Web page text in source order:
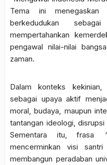
Tema ini
berkedudukan
mempertahankan
pengawal nilai-nilai
zaman.
Dalam konteks kekinian,
sebagai upaya aktif
moral, budaya, maupun
tantangan ideologi,
Sementara itu, frasa
mencerminkan visi
membangun peradaban